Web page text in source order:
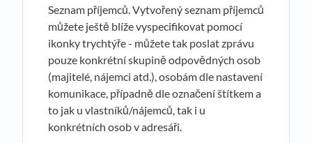
Seznam příjemců. Vytvořený seznam příjemců
můžete ještě blíže vyspecifikovat pomocí
ikonky trychtýře - můžete tak poslat zprávu
pouze konkrétní skupině odpovědných osob
(majitelé, nájemci atd.), osobám dle nastavení
komunikace, případně dle označení štítkem a
to jak u vlastníků/nájemců, tak i u
konkrétních osob v adresáři.